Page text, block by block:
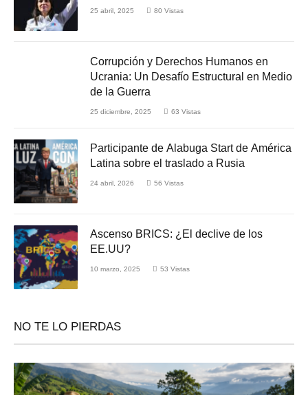
25 abril, 2025 80 Vistas
Corrupción y Derechos Humanos en
Ucrania: Un Desafío Estructural en Medio
de la Guerra
25 diciembre, 2025 63 Vistas
Participante de Alabuga Start de América
Latina sobre el traslado a Rusia
24 abril, 2026 56 Vistas
Ascenso BRICS: ¿El declive de los
EE.UU?
10 marzo, 2025 53 Vistas
NO TE LO PIERDAS